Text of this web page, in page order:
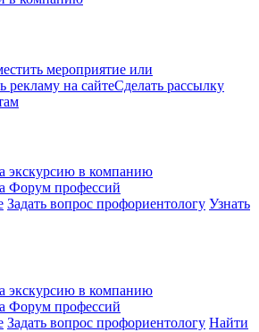
мероприятие или
рекламу на сайтеСделать рассылку
экскурсию в компанию
Форум профессий
Задать вопрос профориентологу Узнать
экскурсию в компанию
Форум профессий
Задать вопрос профориентологу Найти